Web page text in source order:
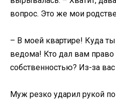
вопрос. Это же мои
– В моей квартире! Куда
ведома! Кто дал вам
собственностью? Из-за вас
Муж резко ударил рукой по